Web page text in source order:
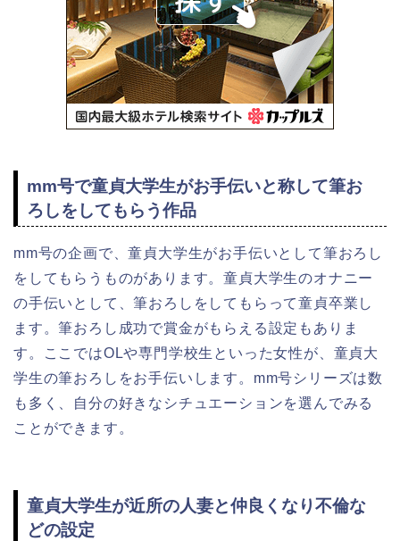
mm号で童貞大学生がお手伝いと称して筆お
ろしをしてもらう作品
mm号の企画で、童貞大学生がお手伝いとして筆おろし
をしてもらうものがあります。童貞大学生のオナニー
の手伝いとして、筆おろしをしてもらって童貞卒業し
ます。筆おろし成功で賞金がもらえる設定もありま
す。ここではOLや専門学校生といった女性が、童貞大
学生の筆おろしをお手伝いします。mm号シリーズは数
も多く、自分の好きなシチュエーションを選んでみる
ことができます。
童貞大学生が近所の人妻と仲良くなり不倫な
どの設定